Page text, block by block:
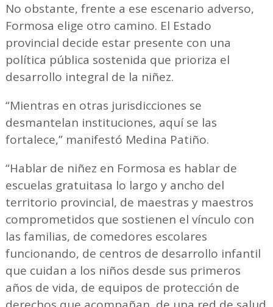
No obstante, frente a ese escenario adverso,
Formosa elige otro camino. El Estado
provincial decide estar presente con una
política pública sostenida que prioriza el
desarrollo integral de la niñez.
“Mientras en otras jurisdicciones se
desmantelan instituciones, aquí se las
fortalece,” manifestó Medina Patiño.
“Hablar de niñez en Formosa es hablar de
escuelas gratuitasa lo largo y ancho del
territorio provincial, de maestras y maestros
comprometidos que sostienen el vínculo con
las familias, de comedores escolares
funcionando, de centros de desarrollo infantil
que cuidan a los niños desde sus primeros
años de vida, de equipos de protección de